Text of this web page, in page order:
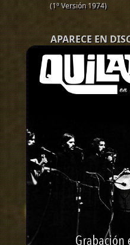
(1º Versión 1974)
APARECE EN